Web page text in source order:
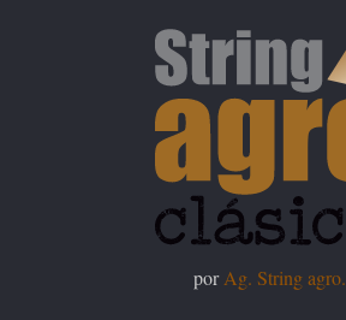
porAg. String agro.